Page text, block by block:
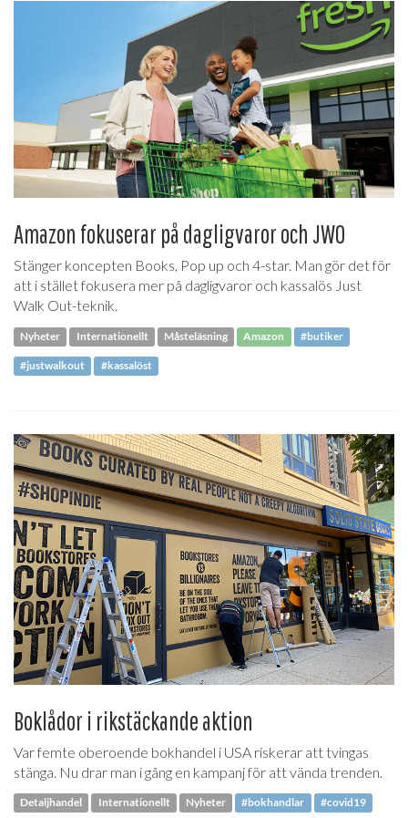
Amazon fokuserar på dagligvaror och JWO
Stänger koncepten Books, Pop up och 4-star. Man gör det för
att i stället fokusera mer på dagligvaror och kassalös Just
Walk Out-teknik.
Nyheter Internationellt Måsteläsning Amazon #butiker
#justwalkout #kassalöst
Boklådor i rikstäckande aktion
Var femte oberoende bokhandel i USA riskerar att tvingas
stänga. Nu drar man i gång en kampanj för att vända trenden.
Detaljhandel Internationellt Nyheter #bokhandlar #covid19